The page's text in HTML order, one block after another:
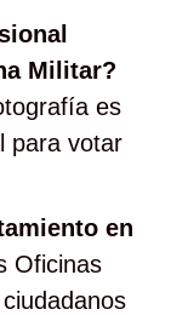
Militar?
es
para votar
en
Oficinas